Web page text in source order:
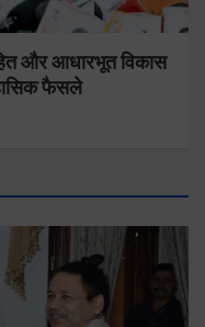
और आधारभूत विकास
फैसले